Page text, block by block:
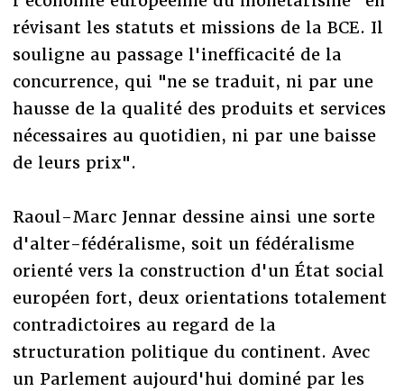
révisant les statuts et missions de la BCE. Il
souligne au passage l'inefficacité de la
concurrence, qui "ne se traduit, ni par une
hausse de la qualité des produits et services
nécessaires au quotidien, ni par une baisse
de leurs prix".
Raoul-Marc Jennar dessine ainsi une sorte
d'alter-fédéralisme, soit un fédéralisme
orienté vers la construction d'un État social
européen fort, deux orientations totalement
contradictoires au regard de la
structuration politique du continent. Avec
un Parlement aujourd'hui dominé par les